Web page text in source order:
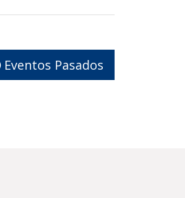
Eventos Pasados